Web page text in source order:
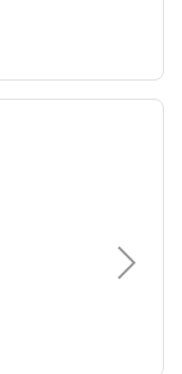
Toner
Brother